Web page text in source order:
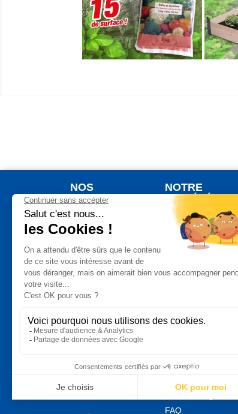
NOS
PRODUITS
Nouveaux produits
Meilleures ventes
Jardinage
Plein Air
Auto Moto
Bricolage
Bien Etre
Cuisine
NOTRE
SOCIÉTÉ
Qui sommes nous ?
Votre commande
Votre livraison
Satisfaction
Vos données
personnelles
Produits
FAQ